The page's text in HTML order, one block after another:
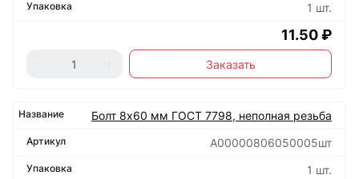
1 шт.
11.50 ₽
Заказать
Болт 8х60 мм ГОСТ 7798, неполная резьба
А00000806050005шт
1 шт.